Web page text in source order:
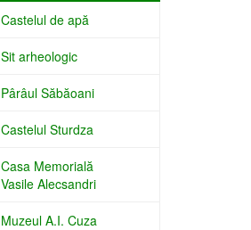
Castelul de apă
Sit arheologic
Pârâul Săbăoani
Castelul Sturdza
Casa Memorială
Vasile Alecsandri
Muzeul A.I. Cuza